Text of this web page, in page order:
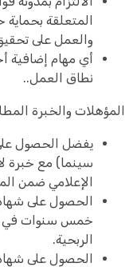
المتعلقة
والعمل على
أي مهام إضافية
نطاق العمل..
المؤهلات والخبرة
يفضل الحصول
سينما) مع خبرة
الإعلامي ضمن
الحصول على
خمس سنوات في
الربحية.
الحصول على